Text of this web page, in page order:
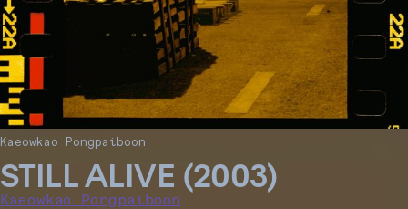
STILL ALIVE (2003)
Kaeowkao Pongpaiboon
Kaeowkao Pongpaiboon